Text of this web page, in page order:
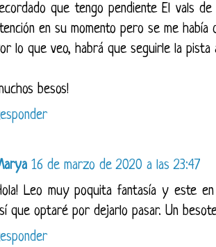
que tengo pendiente El vals
en su momento pero se me había
lo que veo, habrá que seguirle la
besos!
16 de marzo de 2020 a las 23:47
Leo muy poquita fantasía y este
que optaré por dejarlo pasar. Un